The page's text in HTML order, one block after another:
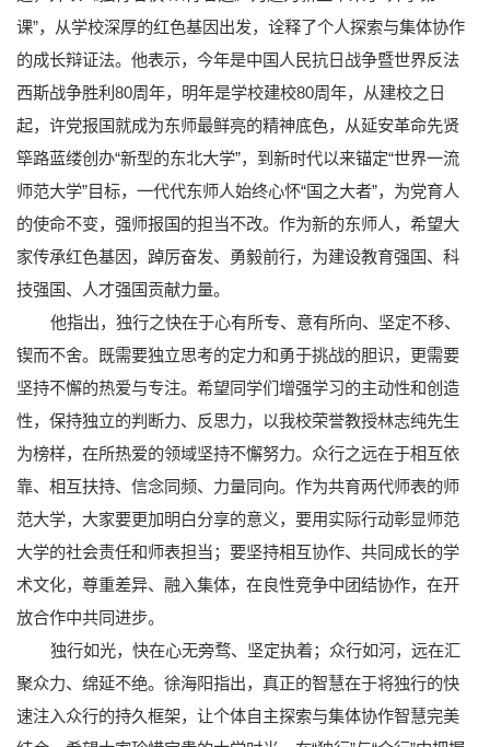
课”，从学校深厚的红色基因出发，诠释了个人探索与集体协作
的成长辩证法。他表示，今年是中国人民抗日战争暨世界反法
西斯战争胜利80周年，明年是学校建校80周年，从建校之日
起，许党报国就成为东师最鲜亮的精神底色，从延安革命先贤
筚路蓝缕创办“新型的东北大学”，到新时代以来锚定“世界一流
师范大学”目标，一代代东师人始终心怀“国之大者”，为党育人
的使命不变，强师报国的担当不改。作为新的东师人，希望大
家传承红色基因，踔厉奋发、勇毅前行，为建设教育强国、科
技强国、人才强国贡献力量。
他指出，独行之快在于心有所专、意有所向、坚定不移、
锲而不舍。既需要独立思考的定力和勇于挑战的胆识，更需要
坚持不懈的热爱与专注。希望同学们增强学习的主动性和创造
性，保持独立的判断力、反思力，以我校荣誉教授林志纯先生
为榜样，在所热爱的领域坚持不懈努力。众行之远在于相互依
靠、相互扶持、信念同频、力量同向。作为共育两代师表的师
范大学，大家要更加明白分享的意义，要用实际行动彰显师范
大学的社会责任和师表担当；要坚持相互协作、共同成长的学
术文化，尊重差异、融入集体，在良性竞争中团结协作，在开
放合作中共同进步。
独行如光，快在心无旁骛、坚定执着；众行如河，远在汇
聚众力、绵延不绝。徐海阳指出，真正的智慧在于将独行的快
速注入众行的持久框架，让个体自主探索与集体协作智慧完美